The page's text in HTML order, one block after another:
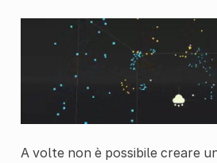
A volte non è possibile creare